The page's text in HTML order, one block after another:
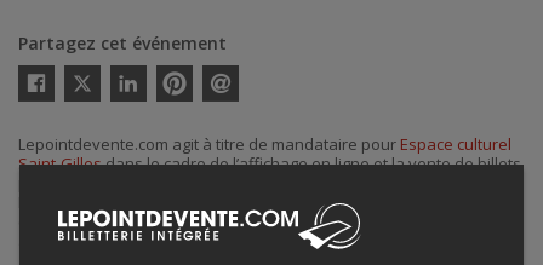
Partagez cet événement
Twitter
courriel
Lepointdevente.com agit à titre de mandataire pour Espace culturel
Saint-Gillesdans le cadre de l’affichage en ligne et la vente de billets
Pour plus d’information à propos de cet événement, veuillez
contacter l’organisateur de l’événement,Espace culturel Saint-Gilles
info@espaceculturelsaintgilles.com